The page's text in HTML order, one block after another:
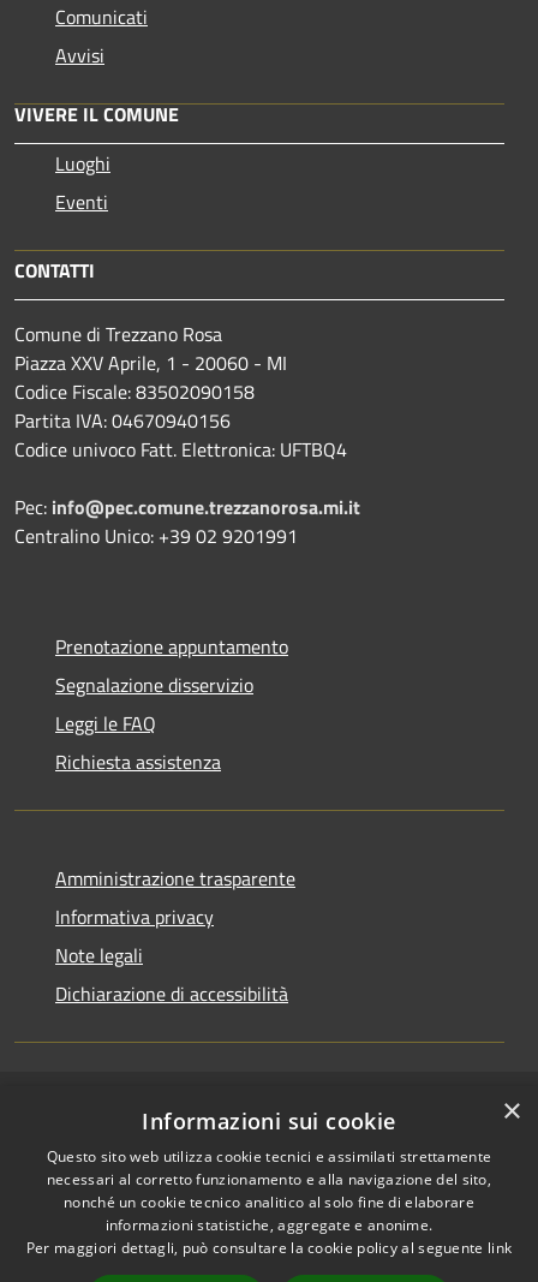
Comunicati
Avvisi
VIVERE IL COMUNE
Luoghi
Eventi
CONTATTI
Comune di Trezzano Rosa
Piazza XXV Aprile, 1 - 20060 - MI
Codice Fiscale: 83502090158
Partita IVA: 04670940156
Codice univoco Fatt. Elettronica: UFTBQ4
Pec: info@pec.comune.trezzanorosa.mi.it
Centralino Unico: +39 02 9201991
Prenotazione appuntamento
Segnalazione disservizio
Leggi le FAQ
Richiesta assistenza
Amministrazione trasparente
Informativa privacy
Note legali
Dichiarazione di accessibilità
Accessibilità
Privacy
Cookie
Mappa del sito
Intranet
Accesso redazione ×
Informazioni sui cookie
Questo sito web utilizza cookie tecnici e assimilati strettamente
necessari al corretto funzionamento e alla navigazione del sito,
nonché un cookie tecnico analitico al solo fine di elaborare
informazioni statistiche, aggregate e anonime.
Per maggiori dettagli, può consultare la cookie policy al seguente link